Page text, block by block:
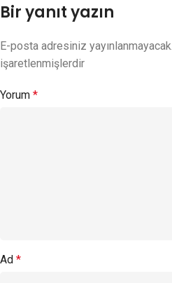
Bir yanıt yazın
E-posta adresiniz yayınlanmayacak.
işaretlenmişlerdir
Yorum *
Ad *